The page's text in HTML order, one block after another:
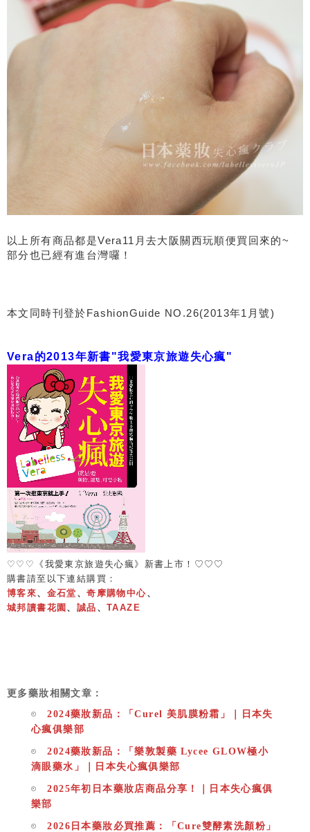
以上所有商品都是Vera11月去大阪關西玩順便買回來的~
部分也已經有進台灣囉！
本文同時刊登於FashionGuide NO.26(2013年1月號)
Vera的2013年新書"我愛東京旅遊失心瘋"
♡♡♡ 《我愛東京旅遊失心瘋》新書上市！♡♡♡
購書請至以下連結購買：
博客來、 金石堂 、奇摩購物中心、
城邦讀書花園 、 誠品 、TAAZE
更多藥妝相關文章：
2024藥妝新品：「Curel 美肌膜粉霜」｜日本失
心瘋俱樂部
2024藥妝新品：「樂敦製藥 Lycee GLOW極小
滴眼藥水」｜日本失心瘋俱樂部
2025年初日本藥妝店商品分享！｜日本失心瘋俱
樂部
2026日本藥妝必買推薦：「Cure雙酵素洗顏粉」